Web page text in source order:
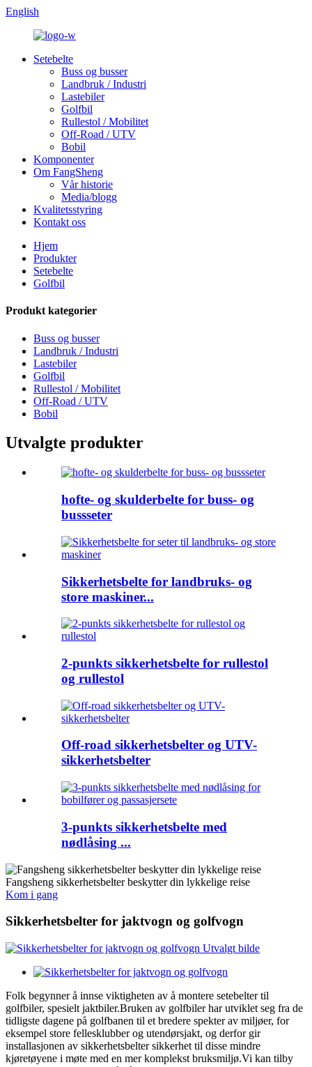
English
Setebelte
Buss og busser
Landbruk / Industri
Lastebiler
Golfbil
Rullestol / Mobilitet
Off-Road / UTV
Bobil
Komponenter
Om FangSheng
Vår historie
Media/blogg
Kvalitetsstyring
Kontakt oss
Hjem
Produkter
Setebelte
Golfbil
Produkt kategorier
Buss og busser
Landbruk / Industri
Lastebiler
Golfbil
Rullestol / Mobilitet
Off-Road / UTV
Bobil
Utvalgte produkter
hofte- og skulderbelte for buss- og
bussseter
Sikkerhetsbelte for landbruks- og
store maskiner...
2-punkts sikkerhetsbelte for rullestol
og rullestol
Off-road sikkerhetsbelter og UTV-
sikkerhetsbelter
3-punkts sikkerhetsbelte med
nødlåsing ...
Fangsheng sikkerhetsbelter beskytter din lykkelige reise
Kom i gang
Sikkerhetsbelter for jaktvogn og golfvogn
Folk begynner å innse viktigheten av å montere setebelter til
golfbiler, spesielt jaktbiler.Bruken av golfbiler har utviklet seg fra de
tidligste dagene på golfbanen til et bredere spekter av miljøer, for
eksempel store fellesklubber og utendørsjakt, og derfor gir
installasjonen av sikkerhetsbelter sikkerhet til disse mindre
kjøretøyene i møte med en mer komplekst bruksmiljø.Vi kan tilby